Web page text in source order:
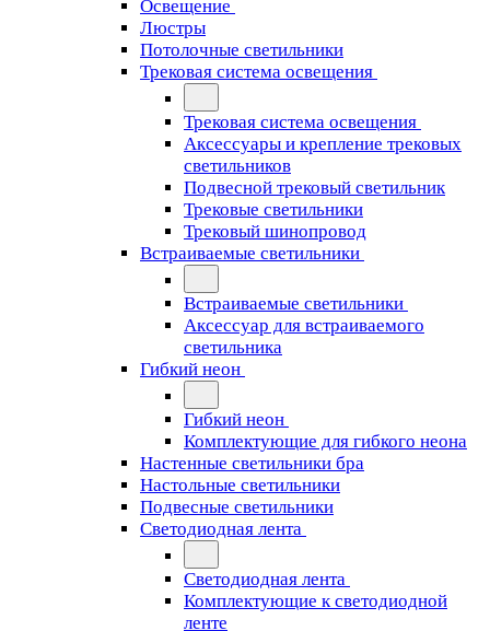
Освещение
Люстры
Потолочные светильники
Трековая система освещения
Трековая система освещения
Аксессуары и крепление трековых
светильников
Подвесной трековый светильник
Трековые светильники
Трековый шинопровод
Встраиваемые светильники
Встраиваемые светильники
Аксессуар для встраиваемого
светильника
Гибкий неон
Гибкий неон
Комплектующие для гибкого неона
Настенные светильники бра
Настольные светильники
Подвесные светильники
Светодиодная лента
Светодиодная лента
Комплектующие к светодиодной
ленте